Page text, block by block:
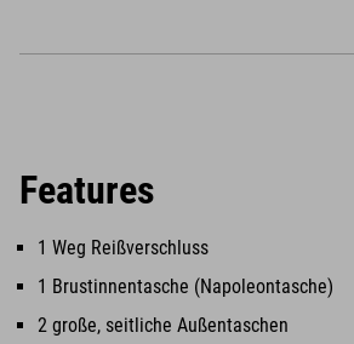
Features
1 Weg Reißverschluss
1 Brustinnentasche (Napoleontasche)
2 große, seitliche Außentaschen